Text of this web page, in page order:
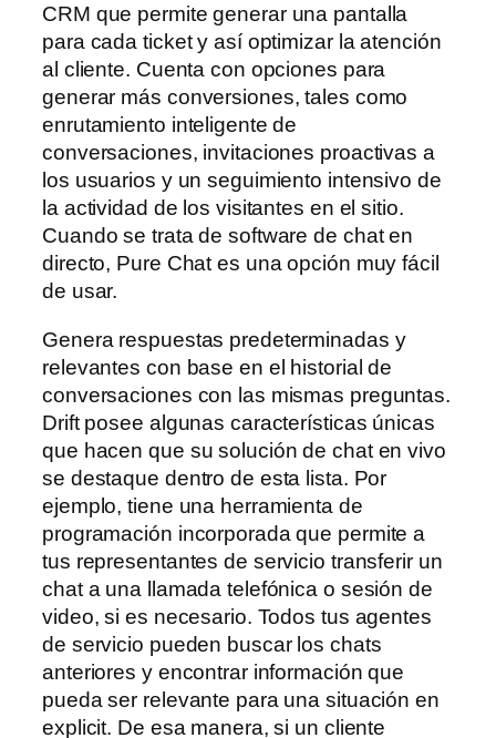
CRM que permite generar una pantalla
para cada ticket y así optimizar la atención
al cliente. Cuenta con opciones para
generar más conversiones, tales como
enrutamiento inteligente de
conversaciones, invitaciones proactivas a
los usuarios y un seguimiento intensivo de
la actividad de los visitantes en el sitio.
Cuando se trata de software de chat en
directo, Pure Chat es una opción muy fácil
de usar.
Genera respuestas predeterminadas y
relevantes con base en el historial de
conversaciones con las mismas preguntas.
Drift posee algunas características únicas
que hacen que su solución de chat en vivo
se destaque dentro de esta lista. Por
ejemplo, tiene una herramienta de
programación incorporada que permite a
tus representantes de servicio transferir un
chat a una llamada telefónica o sesión de
video, si es necesario. Todos tus agentes
de servicio pueden buscar los chats
anteriores y encontrar información que
pueda ser relevante para una situación en
explicit. De esa manera, si un cliente